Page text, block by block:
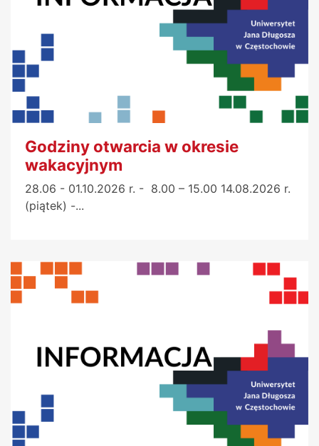
Godziny otwarcia w okresie
wakacyjnym
28.06 - 01.10.2026 r. - 8.00 – 15.00 14.08.2026 r.
(piątek) -...